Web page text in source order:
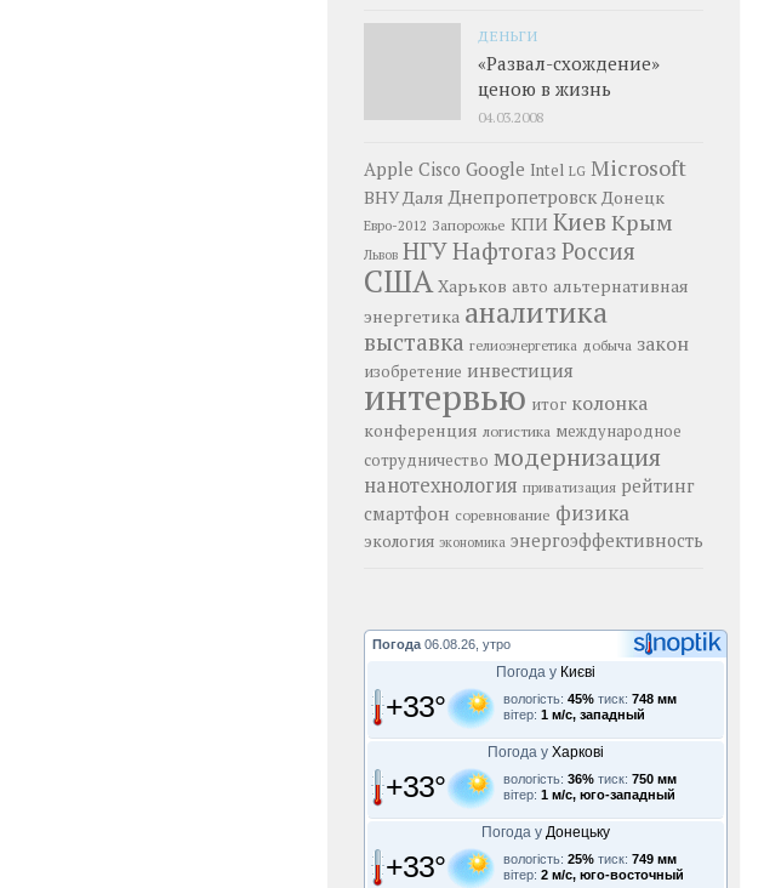
ДЕНЬГИ
«Развал-схождение»
ценою в жизнь
04.03.2008
Apple Cisco Google Intel LG Microsoft
ВНУ Даля Днепропетровск Донецк
Евро-2012 Запорожье КПИ Киев Крым
Львов НГУНафтогаз Россия
США Харьков авто альтернативная
энергетика аналитика
выставка гелиоэнергетика добыча закон
изобретение инвестиция
интервью итог колонка
конференция логистика международное
сотрудничество модернизация
нанотехнология приватизация рейтинг
смартфон соревнование физика
экология экономика энергоэффективность
Погода 06.08.26, утро
Погода у Києві
+33° вологість: 45% тиск: 748 мм
вітер: 1 м/с, западный
Погода у Харкові
+33° вологість: 36% тиск: 750 мм
вітер: 1 м/с, юго-западный
Погода у Донецьку
+33° вологість: 25% тиск: 749 мм
вітер: 2 м/с, юго-восточный